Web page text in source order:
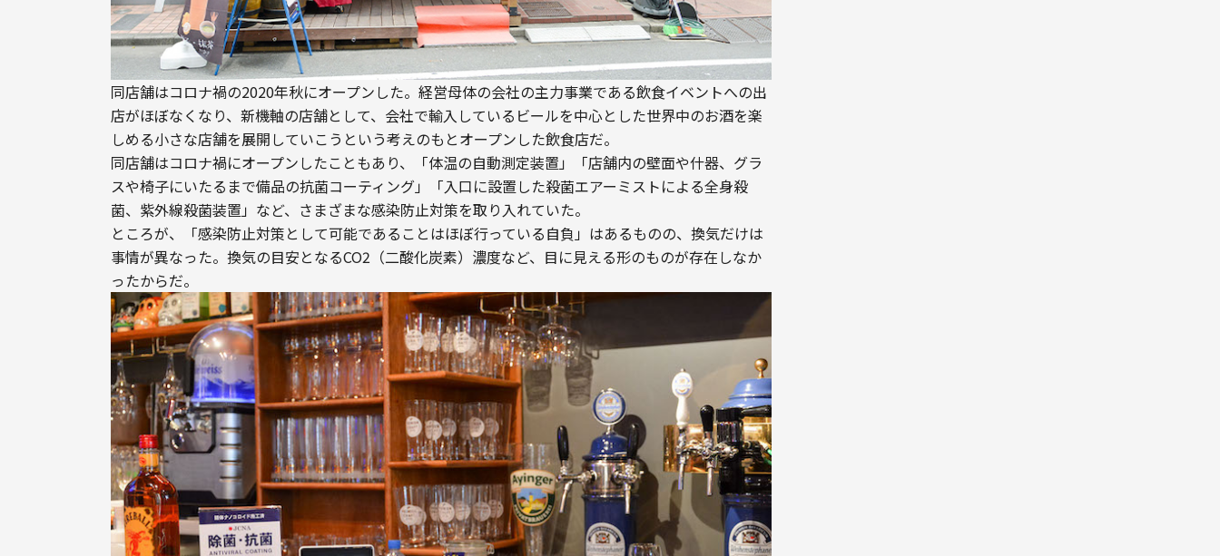
同店舗はコロナ禍の2020年秋にオープンした。経営母体の会社の主力事業である飲食イベントへの出
店がほぼなくなり、新機軸の店舗として、会社で輸入しているビールを中心とした世界中のお酒を楽
しめる小さな店舗を展開していこうという考えのもとオープンした飲食店だ。
同店舗はコロナ禍にオープンしたこともあり、「体温の自動測定装置」「店舗内の壁面や什器、グラ
スや椅子にいたるまで備品の抗菌コーティング」「入口に設置した殺菌エアーミストによる全身殺
菌、紫外線殺菌装置」など、さまざまな感染防止対策を取り入れていた。
ところが、「感染防止対策として可能であることはほぼ行っている自負」はあるものの、換気だけは
事情が異なった。換気の目安となるCO2（二酸化炭素）濃度など、目に見える形のものが存在しなか
ったからだ。